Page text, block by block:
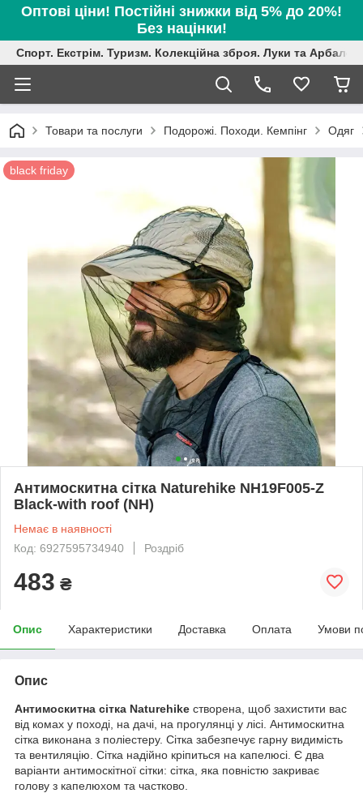
Оптові ціни! Постійні знижки від 5% до 20%!
Без націнки!
Спорт. Екстрім. Туризм. Колекційна зброя. Луки та
Товари та послуги Подорожі. Походи. Кемпінг Одяг
black friday
Антимоскитна сітка Naturehike NH19F005-Z
Black-with roof (NH)
Немає в наявності
Код: 6927595734940
Роздріб
483 ₴
Опис Характеристики Доставка Оплата Умови
Опис
Антимоскитна сітка Naturehike створена, щоб захистити вас
від комах у поході, на дачі, на прогулянці у лісі. Антимоскитна
сітка виконана з поліестеру. Сітка забезпечує гарну видимість
та вентиляцію. Сітка надійно кріпиться на капелюсі. Є два
варіанти антимоскітної сітки: сітка, яка повністю закриває
голову з капелюхом та частково.